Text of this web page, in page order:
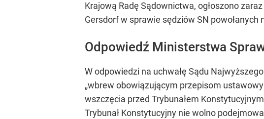
Krajową Radę Sądownictwa, ogłoszono
Gersdorf w sprawie sędziów SN
Odpowiedź Ministerstwa
W odpowiedzi na uchwałę Sądu
„wbrew obowiązującym przepisom
wszczęcia przed Trybunałem
Trybunał Konstytucyjny nie wolno